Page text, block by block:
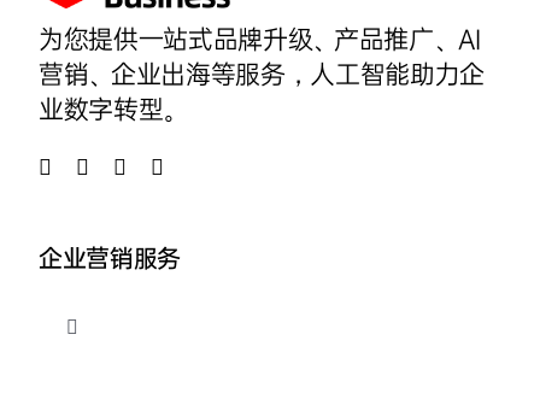
为您提供一站式品牌升级、产品推广、AI
营销、企业出海等服务，人工智能助力企
业数字转型。
企业营销服务
切